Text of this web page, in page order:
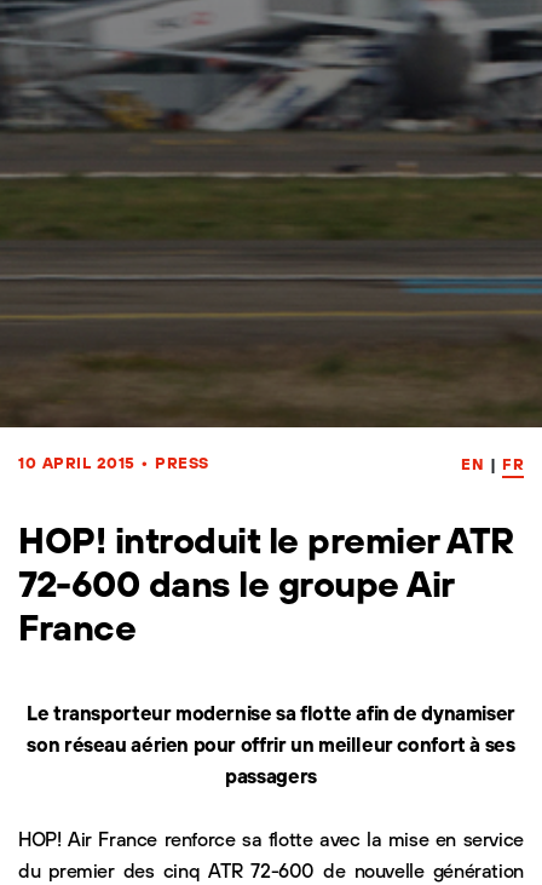
10 APRIL 2015 • PRESS EN | FR
HOP! introduit le premier ATR
72-600 dans le groupe Air
France
Le transporteur modernise sa flotte afin de dynamiser
son réseau aérien pour offrir un meilleur confort à ses
passagers
HOP! Air France renforce sa flotte avec la mise en service
du premier des cinq ATR 72-600 de nouvelle génération